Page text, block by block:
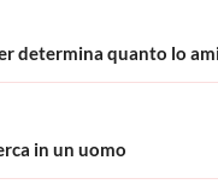
determina quanto lo
in un uomo